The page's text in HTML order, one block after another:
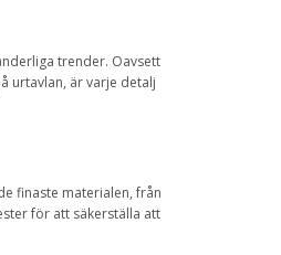
trender. Oavsett
urtavlan, är varje detalj
finaste materialen, från
för att säkerställa att